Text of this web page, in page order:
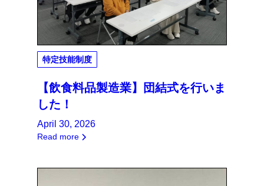
特定技能制度
【飲食料品製造業】団結式を行いま
した！
April 30, 2026
Read more